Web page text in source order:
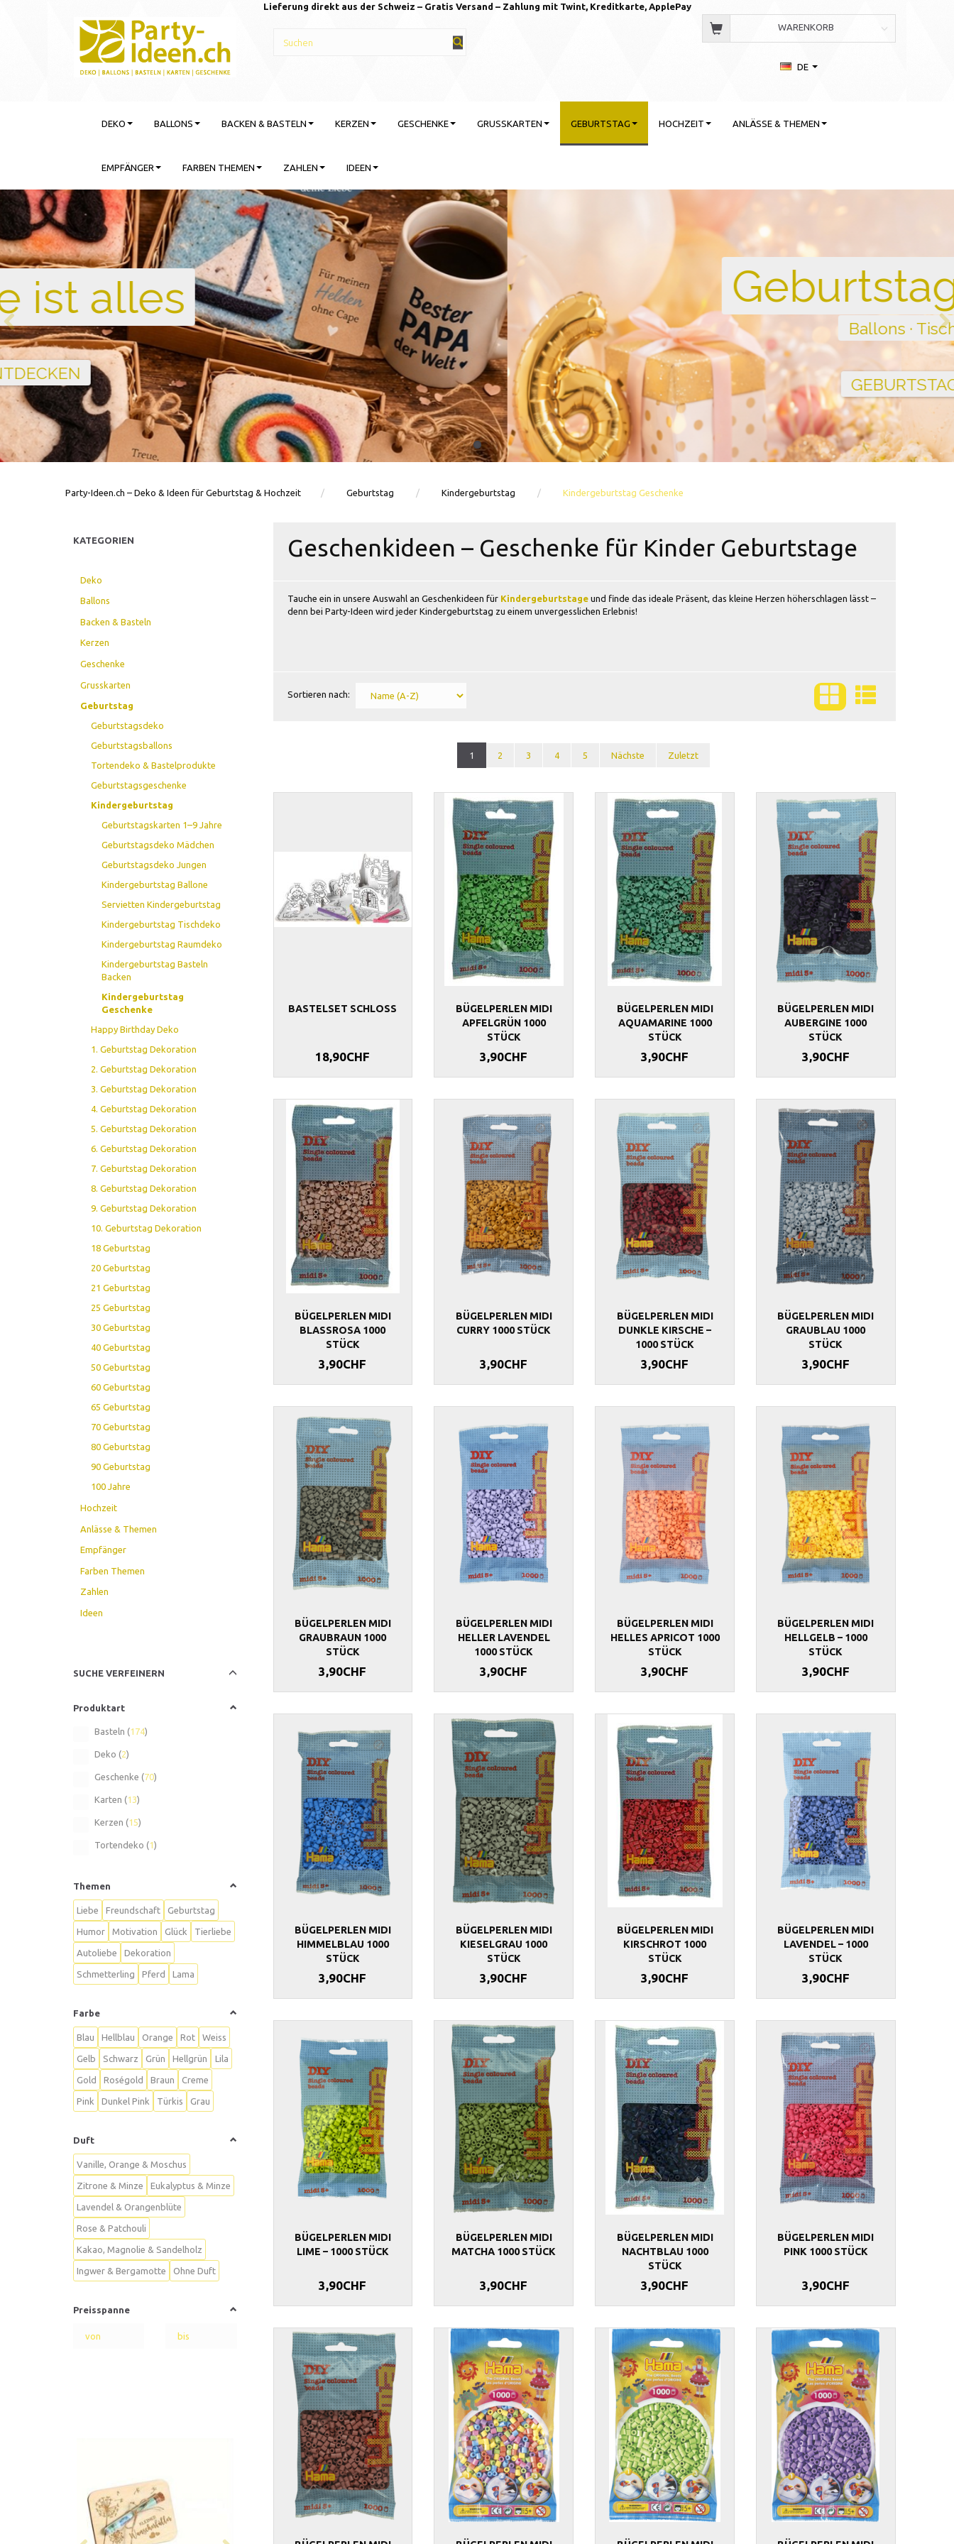
Lieferung direkt aus der Schweiz – Gratis Versand – Zahlung mit Twint, Kreditkarte, ApplePay
WARENKORB
DE
DEKO BALLONS BACKEN & BASTELN KERZEN GESCHENKE GRUSSKARTEN GEBURTSTAG HOCHZEIT ANLÄSSE & THEMEN
EMPFÄNGER FARBEN THEMEN ZAHLEN IDEEN
Geburtstag feiern mit Stil
Ballons · Tischdeko · Karten · Zahlen
GEBURTSTAGSDEKO ENTDECKEN
Party-Ideen.ch – Deko & Ideen für Geburtstag & Hochzeit Geburtstag Kindergeburtstag Kindergeburtstag Geschenke
KATEGORIEN
Deko
Ballons
Backen & Basteln
Kerzen
Geschenke
Grusskarten
Geburtstag
Geburtstagsdeko
Geburtstagsballons
Tortendeko & Bastelprodukte
Geburtstagsgeschenke
Kindergeburtstag
Geburtstagskarten 1–9 Jahre
Geburtstagsdeko Mädchen
Geburtstagsdeko Jungen
Kindergeburtstag Ballone
Servietten Kindergeburtstag
Kindergeburtstag Tischdeko
Kindergeburtstag Raumdeko
Kindergeburtstag Basteln
Backen
Kindergeburtstag
Geschenke
Happy Birthday Deko
1. Geburtstag Dekoration
2. Geburtstag Dekoration
3. Geburtstag Dekoration
4. Geburtstag Dekoration
5. Geburtstag Dekoration
6. Geburtstag Dekoration
7. Geburtstag Dekoration
8. Geburtstag Dekoration
9. Geburtstag Dekoration
10. Geburtstag Dekoration
18 Geburtstag
20 Geburtstag
21 Geburtstag
25 Geburtstag
30 Geburtstag
40 Geburtstag
50 Geburtstag
60 Geburtstag
65 Geburtstag
70 Geburtstag
80 Geburtstag
90 Geburtstag
100 Jahre
Hochzeit
Anlässe & Themen
Empfänger
Farben Themen
Zahlen
Ideen
SUCHE VERFEINERN
Produktart
Basteln (174)
Deko (2)
Geschenke (70)
Karten (13)
Kerzen (15)
Tortendeko (1)
Themen
Liebe Freundschaft Geburtstag
Humor Motivation Glück Tierliebe
Autoliebe Dekoration
Schmetterling Pferd Lama
Farbe
Blau Hellblau Orange Rot Weiss
Gelb Schwarz Grün Hellgrün Lila
Gold Roségold Braun Creme
Pink Dunkel Pink Türkis Grau
Duft
Vanille, Orange & Moschus
Zitrone & Minze Eukalyptus & Minze
Lavendel & Orangenblüte
Rose & Patchouli
Kakao, Magnolie & Sandelholz
Ingwer & Bergamotte Ohne Duft
Preisspanne
Geschenkideen – Geschenke für Kinder Geburtstage
Tauche ein in unsere Auswahl an Geschenkideen für Kindergeburtstageund finde das ideale Präsent, das kleine Herzen höherschlagen lässt –
denn bei Party-Ideen wird jeder Kindergeburtstag zu einem unvergesslichen Erlebnis!
Sortieren nach:
1 2 3 4 5 Nächste Zuletzt
BASTELSET SCHLOSS
18,90CHF
BÜGELPERLEN MIDI
APFELGRÜN 1000
STÜCK
3,90CHF
BÜGELPERLEN MIDI
AQUAMARINE 1000
STÜCK
3,90CHF
BÜGELPERLEN MIDI
AUBERGINE 1000
STÜCK
3,90CHF
BÜGELPERLEN MIDI
BLASSROSA 1000
STÜCK
3,90CHF
BÜGELPERLEN MIDI
CURRY 1000 STÜCK
3,90CHF
BÜGELPERLEN MIDI
DUNKLE KIRSCHE –
1000 STÜCK
3,90CHF
BÜGELPERLEN MIDI
GRAUBLAU 1000
STÜCK
3,90CHF
BÜGELPERLEN MIDI
GRAUBRAUN 1000
STÜCK
3,90CHF
BÜGELPERLEN MIDI
HELLER LAVENDEL
1000 STÜCK
3,90CHF
BÜGELPERLEN MIDI
HELLES APRICOT 1000
STÜCK
3,90CHF
BÜGELPERLEN MIDI
HELLGELB – 1000
STÜCK
3,90CHF
BÜGELPERLEN MIDI
HIMMELBLAU 1000
STÜCK
3,90CHF
BÜGELPERLEN MIDI
KIESELGRAU 1000
STÜCK
3,90CHF
BÜGELPERLEN MIDI
KIRSCHROT 1000
STÜCK
3,90CHF
BÜGELPERLEN MIDI
LAVENDEL – 1000
STÜCK
3,90CHF
BÜGELPERLEN MIDI
LIME – 1000 STÜCK
3,90CHF
BÜGELPERLEN MIDI
MATCHA 1000 STÜCK
3,90CHF
BÜGELPERLEN MIDI
NACHTBLAU 1000
STÜCK
3,90CHF
BÜGELPERLEN MIDI
PINK 1000 STÜCK
3,90CHF